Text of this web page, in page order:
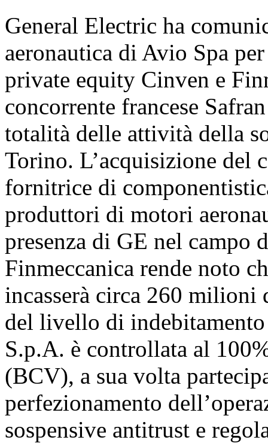
General Electric ha
aeronautica di Avio Spa
private equity Cinven e
concorrente francese
totalità delle attività della
Torino. L’acquisizione del
fornitrice di
produttori di motori
presenza di GE nel campo
Finmeccanica rende noto
incasserà circa 260
del livello di
S.p.A. è controllata al
(BCV), a sua volta
perfezionamento
sospensive antitrust e